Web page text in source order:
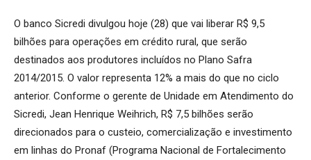
O banco Sicredi divulgou hoje (28) que vai liberar R$ 9,5
bilhões para operações em crédito rural, que serão
destinados aos produtores incluídos no Plano Safra
2014/2015. O valor representa 12% a mais do que no ciclo
anterior. Conforme o gerente de Unidade em Atendimento do
Sicredi, Jean Henrique Weihrich, R$ 7,5 bilhões serão
direcionados para o custeio, comercialização e investimento
em linhas do Pronaf (Programa Nacional de Fortalecimento